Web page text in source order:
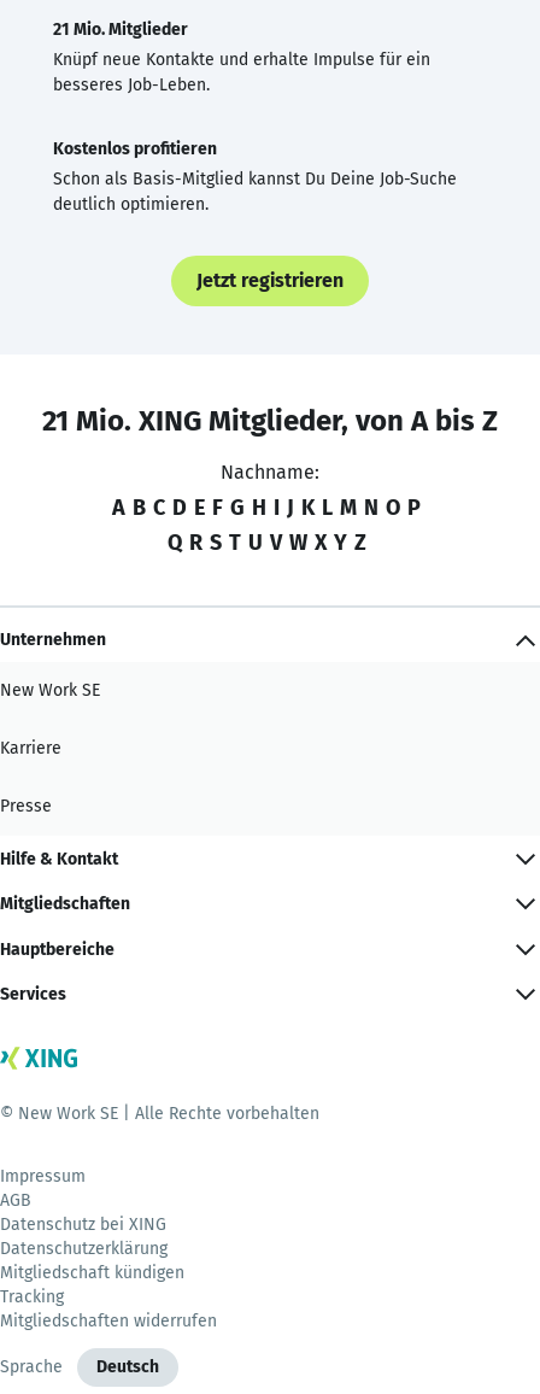
21 Mio. Mitglieder
Knüpf neue Kontakte und erhalte Impulse für ein
besseres Job-Leben.
Kostenlos profitieren
Schon als Basis-Mitglied kannst Du Deine Job-Suche
deutlich optimieren.
Jetzt registrieren
21 Mio. XING Mitglieder, von A bis Z
Nachname:
A B C D E F G H I J K L M N O P
Q R S T U V W X Y Z
Unternehmen
New Work SE
Karriere
Presse
Hilfe & Kontakt
Mitgliedschaften
Hauptbereiche
Services
© New Work SE | Alle Rechte vorbehalten
Impressum
AGB
Datenschutz bei XING
Datenschutzerklärung
Mitgliedschaft kündigen
Tracking
Mitgliedschaften widerrufen
Sprache Deutsch